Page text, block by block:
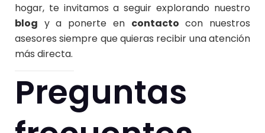
hogar, te invitamos a seguir explorando nuestro
blog y a ponerte en contacto con nuestros
asesores siempre que quieras recibir una atención
más directa.
Preguntas